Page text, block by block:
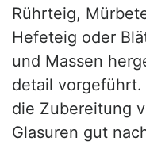
Rührteig,
Hefeteig oder
und Massen
detail
die Zubereitung
Glasuren gut